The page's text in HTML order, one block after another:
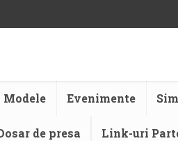
Evenimente
de presa Link-uri